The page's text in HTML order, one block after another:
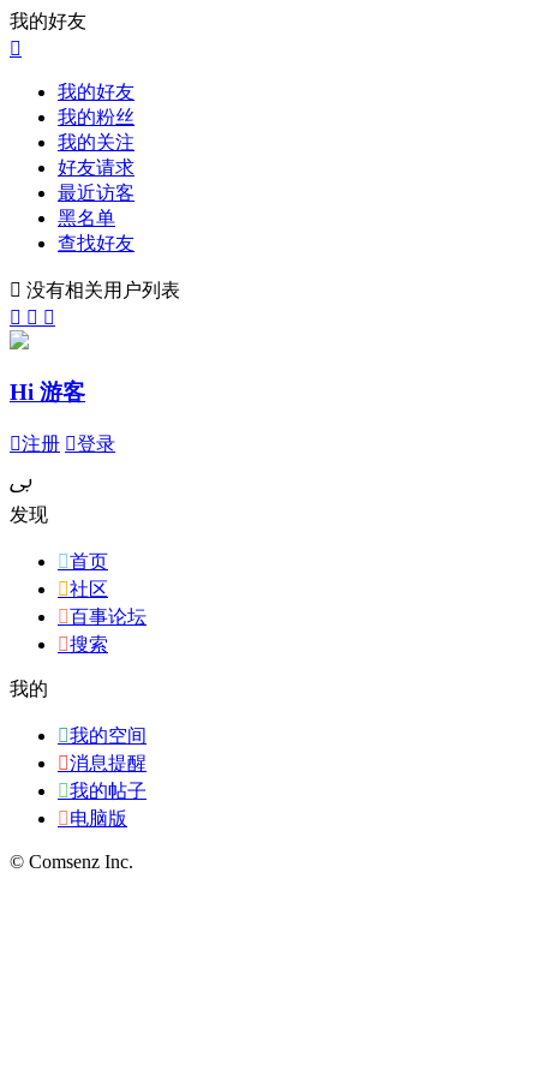
我的好友

我的好友
我的粉丝
我的关注
好友请求
最近访客
黑名单
查找好友
 没有相关用户列表
  
Hi 游客
注册 登录
ﰉ
发现
首页
社区
百事论坛
搜索
我的
我的空间
消息提醒
我的帖子
电脑版
© Comsenz Inc.